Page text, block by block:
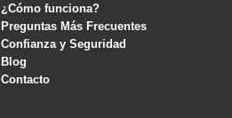
¿Cómo funciona?
Preguntas Más Frecuentes
Confianza y Seguridad
Blog
Contacto